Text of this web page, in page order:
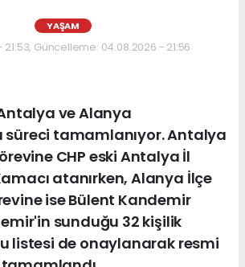
YAŞAM
Güncelleme: 04.08.2026 - 21:56
ve Alanya
tamamlanıyor. Antalya
CHP eski Antalya İl
atanırken, Alanya İlçe
ise Bülent Kandemir
sunduğu 32 kişilik
listesi de onaylanarak resmi